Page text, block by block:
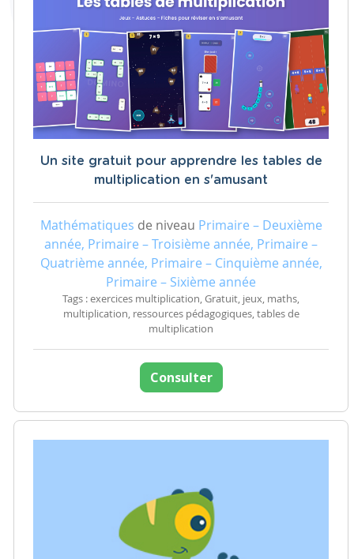
Un site gratuit pour apprendre les tables de
multiplication en s'amusant
Mathématiques de niveau Primaire – Deuxième
année, Primaire – Troisième année, Primaire –
Quatrième année, Primaire – Cinquième année,
Primaire – Sixième année
Tags : exercices multiplication, Gratuit, jeux, maths,
multiplication, ressources pédagogiques, tables de
multiplication
Consulter